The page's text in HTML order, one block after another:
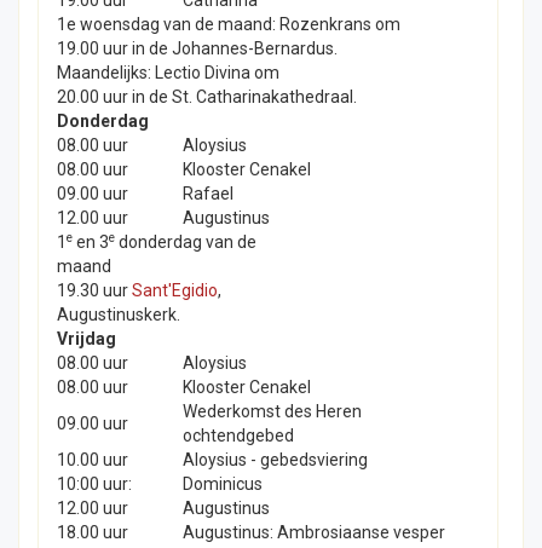
1e woensdag van de maand: Rozenkrans om
19.00 uur in de Johannes-Bernardus.
Maandelijks: Lectio Divina om
20.00 uur in de St. Catharinakathedraal.
Donderdag
08.00 uur
Aloysius
08.00 uur
Klooster Cenakel
09.00 uur
Rafael
12.00 uur
Augustinus
1 e en 3e donderdag van de
maand
19.30 uurSant'Egidio,
Augustinuskerk.
Vrijdag
08.00 uur
Aloysius
08.00 uur
Klooster Cenakel
09.00 uur
Wederkomst des Heren
ochtendgebed
10.00 uur
Aloysius - gebedsviering
10:00 uur:
Dominicus
12.00 uur
Augustinus
18.00 uur
Augustinus: Ambrosiaanse vesper